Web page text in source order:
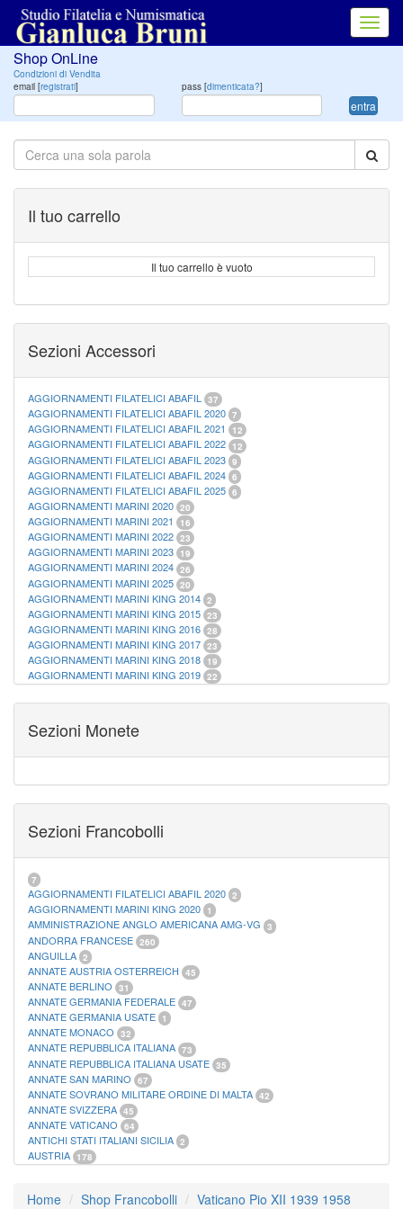
Shop OnLine
Condizioni di Vendita
email [registrati] pass [dimenticata?]
entra
Il tuo carrello
Il tuo carrello è vuoto
Sezioni Accessori
AGGIORNAMENTI FILATELICI ABAFIL 37
AGGIORNAMENTI FILATELICI ABAFIL 2020 7
AGGIORNAMENTI FILATELICI ABAFIL 2021 12
AGGIORNAMENTI FILATELICI ABAFIL 2022 12
AGGIORNAMENTI FILATELICI ABAFIL 2023 9
AGGIORNAMENTI FILATELICI ABAFIL 2024 6
AGGIORNAMENTI FILATELICI ABAFIL 2025 6
AGGIORNAMENTI MARINI 2020 20
AGGIORNAMENTI MARINI 2021 16
AGGIORNAMENTI MARINI 2022 23
AGGIORNAMENTI MARINI 2023 19
AGGIORNAMENTI MARINI 2024 26
AGGIORNAMENTI MARINI 2025 20
AGGIORNAMENTI MARINI KING 2014 2
AGGIORNAMENTI MARINI KING 2015 23
AGGIORNAMENTI MARINI KING 2016 28
AGGIORNAMENTI MARINI KING 2017 23
AGGIORNAMENTI MARINI KING 2018 19
AGGIORNAMENTI MARINI KING 2019 22
ALBUM PER CARTAMONETA 1
CARTELLE FILATELICHE MARINI
21
FOGLI FILATELICI VATICANO 37
FOGLI MARINI PERIODI SEPARATI VATICANO
MATERIALE FILATELICO MARINI 33
RACCOGLITORI XL
Sezioni Monete
Sezioni Francobolli
7
AGGIORNAMENTI FILATELICI ABAFIL 2020 2
AGGIORNAMENTI MARINI KING 2020 1
AMMINISTRAZIONE ANGLO AMERICANA AMG-VG 3
ANDORRA FRANCESE 260
ANGUILLA 2
ANNATE AUSTRIA OSTERREICH 45
ANNATE BERLINO 31
ANNATE GERMANIA FEDERALE 47
ANNATE GERMANIA USATE 1
ANNATE MONACO 32
ANNATE REPUBBLICA ITALIANA 73
ANNATE REPUBBLICA ITALIANA USATE 35
ANNATE SAN MARINO 67
ANNATE SOVRANO MILITARE ORDINE DI MALTA 42
ANNATE SVIZZERA 45
ANNATE VATICANO 64
ANTICHI STATI ITALIANI SICILIA 2
AUSTRIA 178
CASTELROSSO 10
Home Shop Francobolli
Vaticano Pio XII 1939 1958